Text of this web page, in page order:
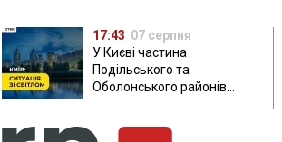
17:43 07 серпня
У Києві частина
Подільського та
Оболонського районів